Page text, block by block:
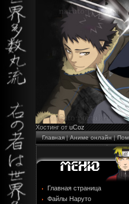
Хостинг от uCoz
Главная|Аниме онлайн|
Главная страница
Файлы Наруто